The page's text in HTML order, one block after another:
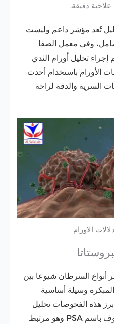
دقيقة.
تُعد مؤشر داعم وليست
وفي معمل الصفا
إجراء تحليل أورام الثدي
الأورام باستخدام أحدث
السرية والدقة لراحة
الاورام
أنواع السرطان شيوعا بين
وسيلة أساسية
هذه الفحوصات تحليل
دلالات أورام البروستاتا المعروف باسم PSA وهو مرتبط